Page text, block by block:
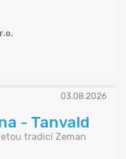
03.08.2026
- Tanvald
tradicí Zeman